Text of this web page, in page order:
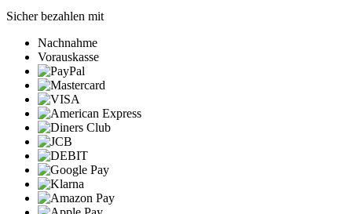
Sicher bezahlen mit
Nachnahme
Vorauskasse